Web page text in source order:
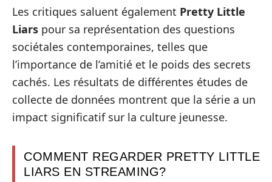
Les critiques saluent également Pretty Little
Liars pour sa représentation des questions
sociétales contemporaines, telles que
l’importance de l’amitié et le poids des secrets
cachés. Les résultats de différentes études de
collecte de données montrent que la série a un
impact significatif sur la culture jeunesse.
COMMENT REGARDER PRETTY LITTLE
LIARS EN STREAMING?